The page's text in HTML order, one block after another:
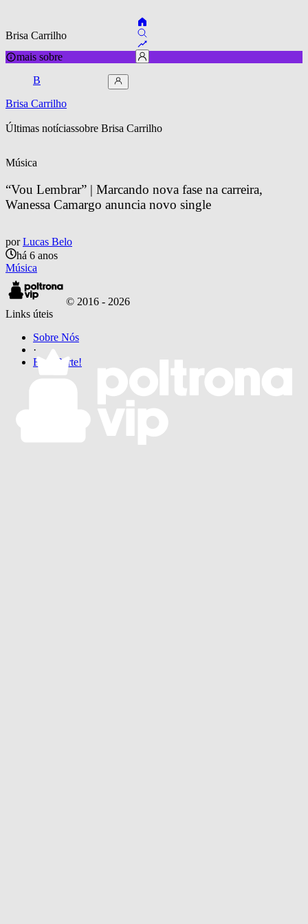
Brisa Carrilho
mais sobre
B
Brisa Carrilho
Últimas notíciassobre Brisa Carrilho
Música
“Vou Lembrar” | Marcando nova fase na carreira,
Wanessa Camargo anuncia novo single
por Lucas Belo
há 6 anos
Música
© 2016 - 2026
Links úteis
Sobre Nós
·
Faça Parte!